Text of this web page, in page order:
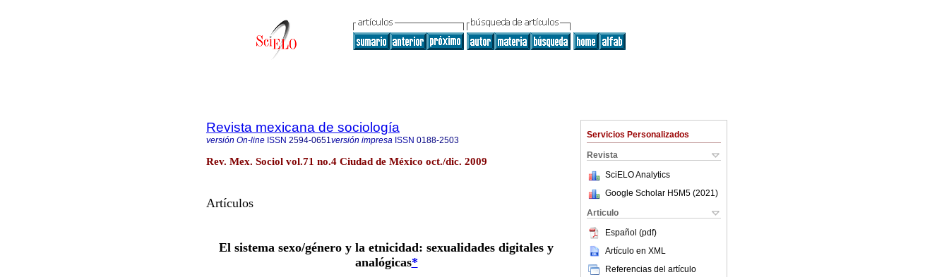
Servicios Personalizados
Revista
SciELO Analytics
Google Scholar H5M5 (2021 )
Articulo
Español (pdf)
Artículo en XML
Referencias del artículo
Revista mexicana de sociología
versión On-line ISSN 2594-0651versión impresa ISSN 0188-2503
Rev. Mex. Sociol vol.71 no.4 Ciudad de México oct./dic. 2009
Artículos
El sistema sexo/género y la etnicidad: sexualidades digitales y
analógicas*